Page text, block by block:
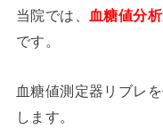
当院では、
血糖値分
です。
血糖値測定器リブレ
します。